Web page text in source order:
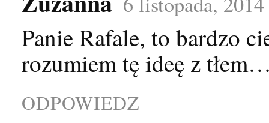
Panie Rafale, to bardzo
rozumiem tę ideę z
ODPOWIEDZ